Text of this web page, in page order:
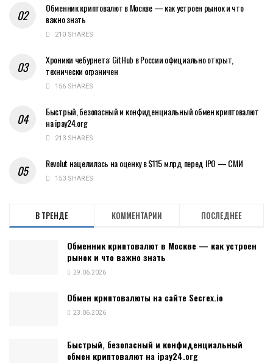
Обменник криптовалют в Москве — как устроен рынок и что
важно знать
210 SHARES
Хроники чебурнета: GitHub в России официально открыт,
технически ограничен
156 SHARES
Быстрый, безопасный и конфиденциальный обмен криптовалют
на ipay24.org
213 SHARES
Revolut нацелилась на оценку в $115 млрд перед IPO — СМИ
153 SHARES
В ТРЕНДЕ КОММЕНТАРИИ ПОСЛЕДНЕЕ
Обменник криптовалют в Москве — как устроен
рынок и что важно знать
29.06.2026
Обмен криптовалюты на сайте Secrex.io
23.06.2026
Быстрый, безопасный и конфиденциальный
обмен криптовалют на ipay24.org